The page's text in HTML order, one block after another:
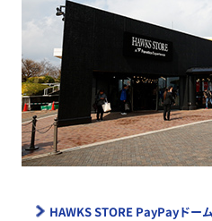
HAWKS STORE PayPayドー